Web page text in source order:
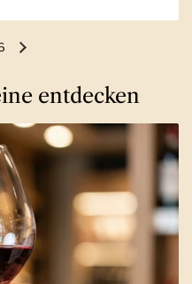
Folie
Nächste Folie
entdecken